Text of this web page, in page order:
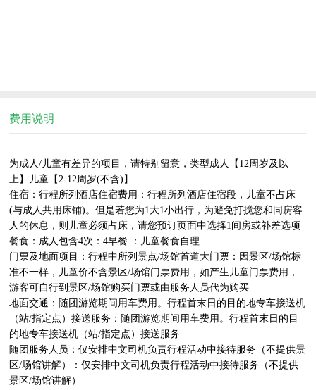
费用说明
为成人/儿童有差异的项目，请特别留意，类型成人【12周岁及以
上】儿童【2-12周岁(不含)】
住宿：行程所列酒店住宿费用：行程所列酒店住宿段，儿童不占床
(与成人共用床铺)。但是若您为1大1小出行，为避免打搅您和同房客
人的休息，则儿童必须占床，请您预订页面中选择1间房或补差选项
餐食：成人包含4次：4早餐 ：儿童餐食自理
门票及地面项目：行程中所列景点/场馆首道大门票：因景区/场馆标
准不一样，儿童价不含景区/场馆门票费用，如产生儿童门票费用，
游客可自行到景区/场馆购买门票或由服务人员代为购买
地面交通：随团游览期间用车费用。行程首末日的目的地专车接送机
（站/指定点）接送服务：随团游览期间用车费用。行程首末日的目
的地专车接送机（站/指定点）接送服务
随团服务人员：仅安排中文司机负责行程活动中接待服务（不提供景
区/场馆讲解）：仅安排中文司机负责行程活动中接待服务（不提供
景区/场馆讲解）